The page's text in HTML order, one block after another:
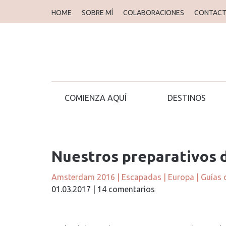
HOME SOBRE MÍ COLABORACIONES
COMIENZA AQUÍ DESTINOS
Nuestros preparativos
Amsterdam 2016 Escapadas Europa Guías
01.03.2017
14 comentarios